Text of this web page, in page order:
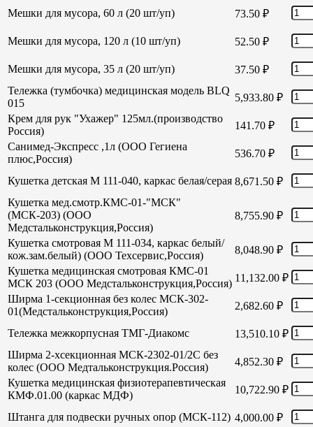
Мешки для мусора, 60 л (20 шт/уп) 73.50 ₽
Мешки для мусора, 120 л (10 шт/уп) 52.50 ₽
Мешки для мусора, 35 л (20 шт/уп) 37.50 ₽
Тележка (тумбочка) медицинская модель BLQ
015
5,933.80 ₽
Крем для рук "Ухажер" 125мл.(производство
Россия)
141.70 ₽
Санимед-Экспресс ,1л (ООО Гегиена
плюс,Россия)
536.70 ₽
Кушетка детская М 111-040, каркас белая/серая 8,671.50 ₽
Кушетка мед.смотр.КМС-01-"МСК"
(МСК-203) (ООО
Медстальконструкция,Россия)
8,755.90 ₽
Кушетка смотровая М 111-034, каркас белый/
кож.зам.белый) (ООО Техсервис,Россия)
8,048.90 ₽
Кушетка медицинская смотровая КМС-01
МСК 203 (ООО Медстальконструкция,Россия) 11,132.00 ₽
Ширма 1-секционная без колес МСК-302-
01(Медстальконструкция,Россия)
2,682.60 ₽
Тележка межкорпусная ТМГ-Диакомс 13,510.10 ₽
Ширма 2-хсекционная МСК-2302-01/2С без
колес (ООО Медтальконструкция.Россия)
4,852.30 ₽
Кушетка медицинская физиотерапевтическая
КМФ.01.00 (каркас МДФ)
10,722.90 ₽
Штанга для подвески ручных опор (МСК-112) 4,000.00 ₽